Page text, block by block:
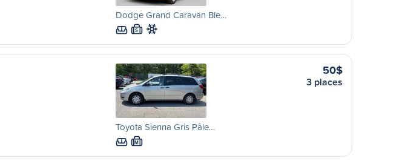
Dodge Grand Caravan Ble…
S
Toyota Sienna Gris Pâle…
M
50$
3 places